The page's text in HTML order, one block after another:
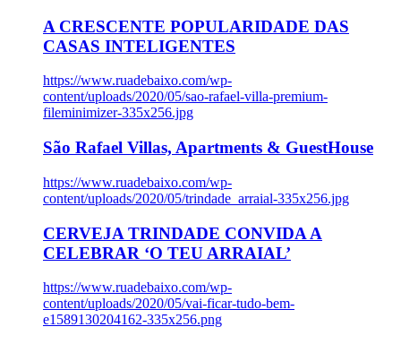
A CRESCENTE POPULARIDADE DAS
CASAS INTELIGENTES
https://www.ruadebaixo.com/wp-
content/uploads/2020/05/sao-rafael-villa-premium-
fileminimizer-335x256.jpg
São Rafael Villas, Apartments & GuestHouse
https://www.ruadebaixo.com/wp-
content/uploads/2020/05/trindade_arraial-335x256.jpg
CERVEJA TRINDADE CONVIDA A
CELEBRAR ‘O TEU ARRAIAL’
https://www.ruadebaixo.com/wp-
content/uploads/2020/05/vai-ficar-tudo-bem-
e1589130204162-335x256.png